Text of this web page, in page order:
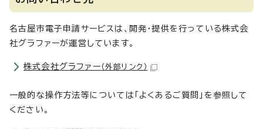
名古屋市電子申請サービスは、開発・提供を行っている株式会
社グラファーが運営しています。
株式会社グラファー （外部リンク）
一般的な操作方法等については「よくあるご質問」を参照して
ください。